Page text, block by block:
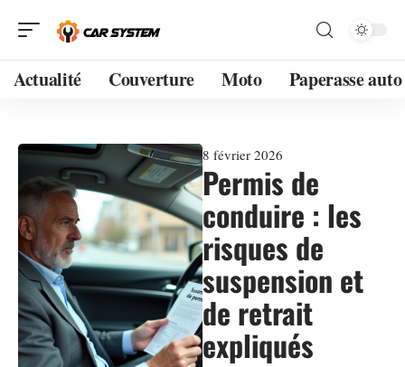
Actualité Couverture Moto Paperasse auto
8 février 2026
Permis de
conduire : les
risques de
suspension et
de retrait
expliqués